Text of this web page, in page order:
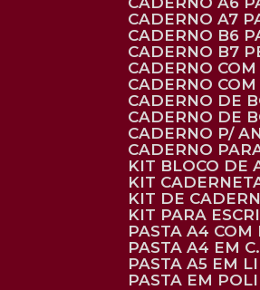
CADERNO A7
CADERNO B6
CADERNO B7
CADERNO
CADERNO
CADERNO DE
CADERNO DE
CADERNO P/
CADERNO
KIT BLOCO
KIT
KIT DE
KIT PARA
PASTA A4
PASTA A4 EM
PASTA A5 EM
PASTA EM